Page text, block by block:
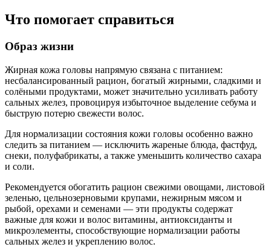
Что помогает справиться
Образ жизни
Жирная кожа головы напрямую связана с питанием:
несбалансированный рацион, богатый жирными, сладкими и
солёными продуктами, может значительно усиливать работу
сальных желез, провоцируя избыточное выделение себума и
быструю потерю свежести волос.
Для нормализации состояния кожи головы особенно важно
следить за питанием — исключить жареные блюда, фастфуд,
снеки, полуфабрикаты, а также уменьшить количество сахара
и соли.
Рекомендуется обогатить рацион свежими овощами, листовой
зеленью, цельнозерновыми крупами, нежирным мясом и
рыбой, орехами и семенами — эти продукты содержат
важные для кожи и волос витамины, антиоксиданты и
микроэлементы, способствующие нормализации работы
сальных желез и укреплению волос.